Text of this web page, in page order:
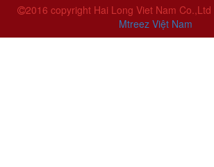
2016 copyright Hai Long Viet Nam Co.,Ltd
Mtreez Việt Nam